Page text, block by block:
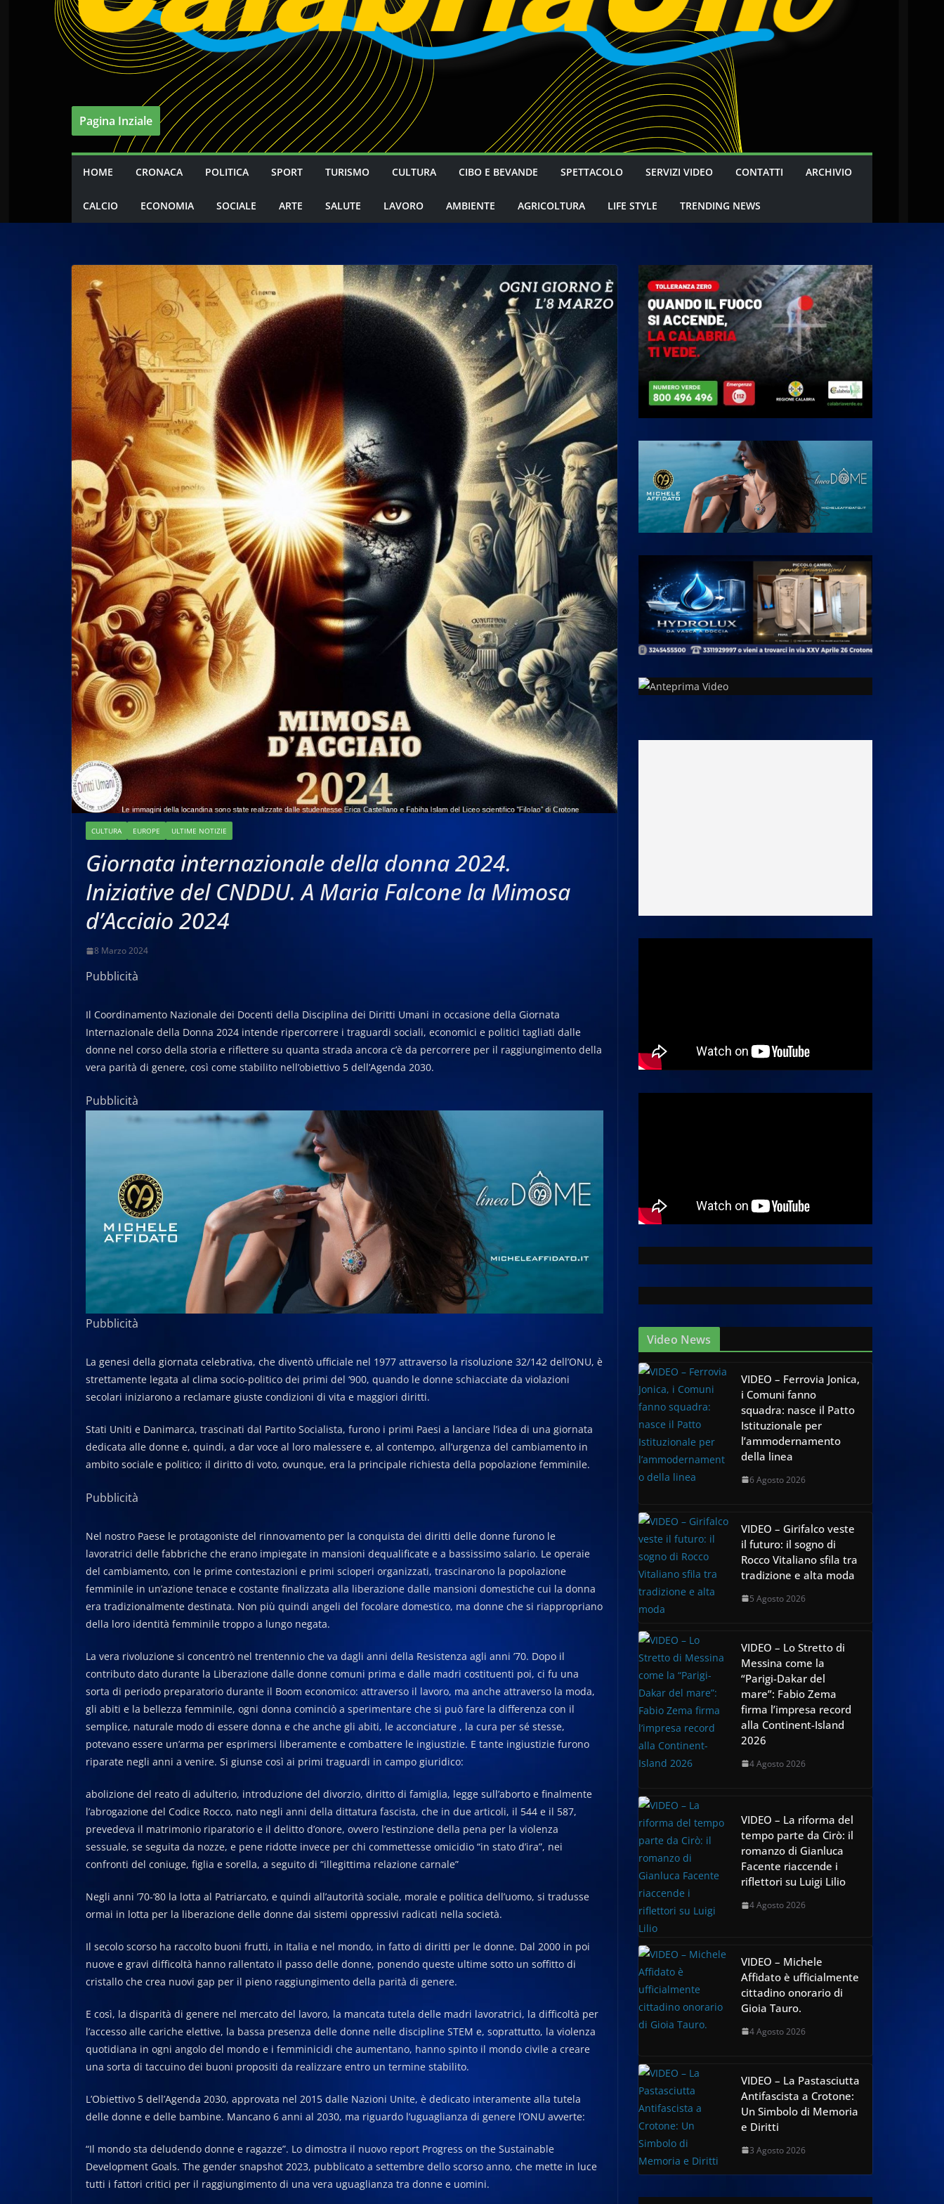
Pagina Inziale
HOME CRONACA POLITICA SPORT TURISMO CULTURA CIBO E BEVANDE SPETTACOLO SERVIZI VIDEO CONTATTI ARCHIVIO
CALCIO ECONOMIA SOCIALE ARTE SALUTE LAVORO AMBIENTE AGRICOLTURA LIFE STYLE TRENDING NEWS
CULTURA EUROPE ULTIME NOTIZIE
Giornata internazionale della donna 2024.
Iniziative del CNDDU. A Maria Falcone la Mimosa
d’Acciaio 2024
8 Marzo 2024
Pubblicità
Il Coordinamento Nazionale dei Docenti della Disciplina dei Diritti Umani in occasione della Giornata
Internazionale della Donna 2024 intende ripercorrere i traguardi sociali, economici e politici tagliati dalle
donne nel corso della storia e riflettere su quanta strada ancora c’è da percorrere per il raggiungimento della
vera parità di genere, così come stabilito nell’obiettivo 5 dell’Agenda 2030.
Pubblicità
Pubblicità
La genesi della giornata celebrativa, che diventò ufficiale nel 1977 attraverso la risoluzione 32/142 dell’ONU, è
strettamente legata al clima socio-politico dei primi del ‘900, quando le donne schiacciate da violazioni
secolari iniziarono a reclamare giuste condizioni di vita e maggiori diritti.
Stati Uniti e Danimarca, trascinati dal Partito Socialista, furono i primi Paesi a lanciare l’idea di una giornata
dedicata alle donne e, quindi, a dar voce al loro malessere e, al contempo, all’urgenza del cambiamento in
ambito sociale e politico; il diritto di voto, ovunque, era la principale richiesta della popolazione femminile.
Pubblicità
Nel nostro Paese le protagoniste del rinnovamento per la conquista dei diritti delle donne furono le
lavoratrici delle fabbriche che erano impiegate in mansioni dequalificate e a bassissimo salario. Le operaie
del cambiamento, con le prime contestazioni e primi scioperi organizzati, trascinarono la popolazione
femminile in un’azione tenace e costante finalizzata alla liberazione dalle mansioni domestiche cui la donna
era tradizionalmente destinata. Non più quindi angeli del focolare domestico, ma donne che si riappropriano
della loro identità femminile troppo a lungo negata.
La vera rivoluzione si concentrò nel trentennio che va dagli anni della Resistenza agli anni ’70. Dopo il
contributo dato durante la Liberazione dalle donne comuni prima e dalle madri costituenti poi, ci fu una
sorta di periodo preparatorio durante il Boom economico: attraverso il lavoro, ma anche attraverso la moda,
gli abiti e la bellezza femminile, ogni donna cominciò a sperimentare che si può fare la differenza con il
semplice, naturale modo di essere donna e che anche gli abiti, le acconciature , la cura per sé stesse,
potevano essere un’arma per esprimersi liberamente e combattere le ingiustizie. E tante ingiustizie furono
riparate negli anni a venire. Si giunse così ai primi traguardi in campo giuridico:
abolizione del reato di adulterio, introduzione del divorzio, diritto di famiglia, legge sull’aborto e finalmente
l’abrogazione del Codice Rocco, nato negli anni della dittatura fascista, che in due articoli, il 544 e il 587,
prevedeva il matrimonio riparatorio e il delitto d’onore, ovvero l’estinzione della pena per la violenza
sessuale, se seguita da nozze, e pene ridotte invece per chi commettesse omicidio “in stato d’ira”, nei
confronti del coniuge, figlia e sorella, a seguito di “illegittima relazione carnale”
Negli anni ’70-‘80 la lotta al Patriarcato, e quindi all’autorità sociale, morale e politica dell’uomo, si tradusse
ormai in lotta per la liberazione delle donne dai sistemi oppressivi radicati nella società.
Il secolo scorso ha raccolto buoni frutti, in Italia e nel mondo, in fatto di diritti per le donne. Dal 2000 in poi
nuove e gravi difficoltà hanno rallentato il passo delle donne, ponendo queste ultime sotto un soffitto di
cristallo che crea nuovi gap per il pieno raggiungimento della parità di genere.
E così, la disparità di genere nel mercato del lavoro, la mancata tutela delle madri lavoratrici, la difficoltà per
l’accesso alle cariche elettive, la bassa presenza delle donne nelle discipline STEM e, soprattutto, la violenza
quotidiana in ogni angolo del mondo e i femminicidi che aumentano, hanno spinto il mondo civile a creare
una sorta di taccuino dei buoni propositi da realizzare entro un termine stabilito.
L’Obiettivo 5 dell’Agenda 2030, approvata nel 2015 dalle Nazioni Unite, è dedicato interamente alla tutela
delle donne e delle bambine. Mancano 6 anni al 2030, ma riguardo l’uguaglianza di genere l’ONU avverte:
“Il mondo sta deludendo donne e ragazze”. Lo dimostra il nuovo report Progress on the Sustainable
Development Goals. The gender snapshot 2023, pubblicato a settembre dello scorso anno, che mette in luce
tutti i fattori critici per il raggiungimento di una vera uguaglianza tra donne e uomini.
Video News
VIDEO – Ferrovia Jonica,
i Comuni fanno
squadra: nasce il Patto
Istituzionale per
l’ammodernamento
della linea
6 Agosto 2026
VIDEO – Girifalco veste
il futuro: il sogno di
Rocco Vitaliano sfila tra
tradizione e alta moda
5 Agosto 2026
VIDEO – Lo Stretto di
Messina come la
“Parigi-Dakar del
mare”: Fabio Zema
firma l’impresa record
alla Continent-Island
2026
4 Agosto 2026
VIDEO – La riforma del
tempo parte da Cirò: il
romanzo di Gianluca
Facente riaccende i
riflettori su Luigi Lilio
4 Agosto 2026
VIDEO – Michele
Affidato è ufficialmente
cittadino onorario di
Gioia Tauro.
4 Agosto 2026
VIDEO – La Pastasciutta
Antifascista a Crotone:
Un Simbolo di Memoria
e Diritti
3 Agosto 2026